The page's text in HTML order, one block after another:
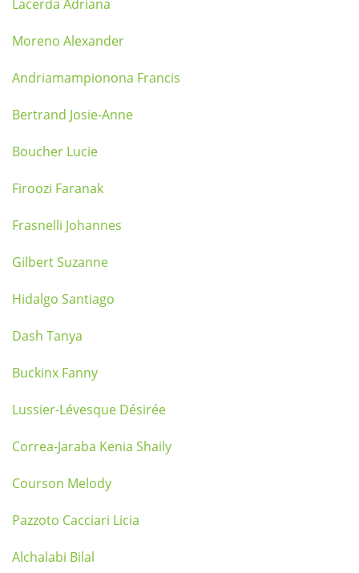
Lacerda Adriana
Moreno Alexander
Andriamampionona Francis
Bertrand Josie-Anne
Boucher Lucie
Firoozi Faranak
Frasnelli Johannes
Gilbert Suzanne
Hidalgo Santiago
Dash Tanya
Buckinx Fanny
Lussier-Lévesque Désirée
Correa-Jaraba Kenia Shaily
Courson Melody
Pazzoto Cacciari Licia
Alchalabi Bilal